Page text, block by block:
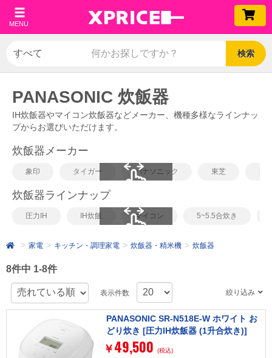
MENU
検索
PANASONIC 炊飯器
IH炊飯器やマイコン炊飯器などメーカー、機種多様なラインナッ
プからお選びいただけます。
炊飯器メーカー
象印 タイガー パナソニック 東芝
炊飯器ラインナップ
圧力IH IH炊飯 マイコン 5~5.5合炊き
scrollable
家電 キッチン・調理家電 炊飯器・精米機 炊飯器
8件中 1-8件
表示件数 絞り込み
PANASONIC SR-N518E-W ホワイト お
どり炊き [圧力IH炊飯器 (1升合炊き)]
￥ 49,500 (税込)